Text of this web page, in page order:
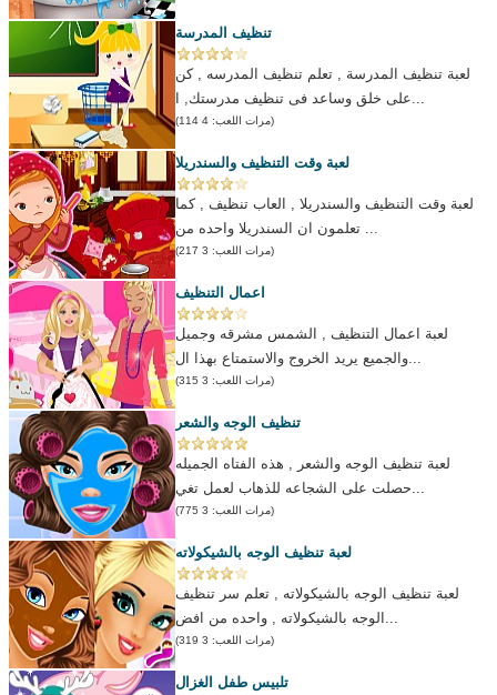
تنظيف المدرسة
لعبة تنظيف المدرسة , تعلم تنظيف المدرسه , كن
(مرات اللعب: 4 114)
لعبة وقت التنظيف والسندريلا
لعبة وقت التنظيف والسندريلا , العاب تنظيف , كما
(مرات اللعب: 3 217)
اعمال التنظيف
لعبة اعمال التنظيف , الشمس مشرقه وجميل
(مرات اللعب: 3 315)
تنظيف الوجه والشعر
لعبة تنظيف الوجه والشعر , هذه الفتاه الجميله
(مرات اللعب: 3 775)
لعبة تنظيف الوجه بالشيكولاته
لعبة تنظيف الوجه بالشيكولاته , تعلم سر تنظيف
(مرات اللعب: 3 319)
تلبيس طفل الغزال